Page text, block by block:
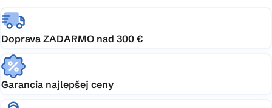
Doprava ZADARMO nad 300 €
Garancia najlepšej ceny